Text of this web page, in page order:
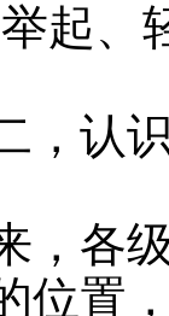
起、
认识
各级
位置